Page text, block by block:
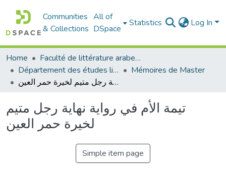
Communities
& Collections
All of
DSpace
Statistics Log In
Home
Faculté de littérature arabe et des arts
Département des études littéraires et critiques
Mémoires de Master
تيمة الأم في رواية نهاية رجل متيم لخيرة حمر العين
تيمة الأم في رواية نهاية رجل متيم
لخيرة حمر العين
Simple item page